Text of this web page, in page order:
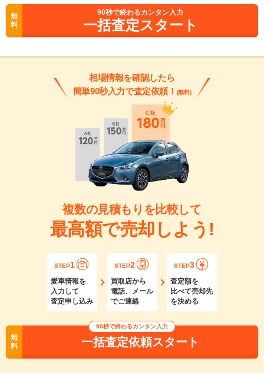
無
料
90秒で終わるカンタン入力
一括査定スタート
相場情報を確認したら
簡単90秒入力で査定依頼！ (無料)
複数の見積もりを比較して
最高額で売却しよう!
STEP1
愛車情報を
入力して
査定申し込み
STEP2
買取店から
電話、メール
でご連絡
STEP3
査定額を
比べて売却先
を決める
無
料
90秒で終わるカンタン入力
一括査定依頼スタート